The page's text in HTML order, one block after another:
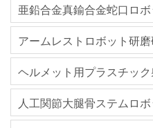
亜鉛合金真鍮合金蛇口ロ
アームレストロボット研
ヘルメット用プラスチッ
人工関節大腿骨ステムロ